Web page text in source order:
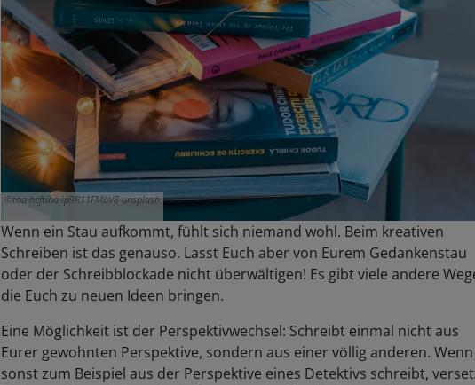
toa-heftiba-ip9R11FMbV8-unsplash
Wenn ein Stau aufkommt, fühlt sich niemand wohl. Beim kreativen
Schreiben ist das genauso. Lasst Euch aber von Eurem Gedankenstau
oder der Schreibblockade nicht überwältigen! Es gibt viele andere
die Euch zu neuen Ideen bringen.
Eine Möglichkeit ist der Perspektivwechsel: Schreibt einmal nicht aus
Eurer gewohnten Perspektive, sondern aus einer völlig anderen.
sonst zum Beispiel aus der Perspektive eines Detektivs schreibt,